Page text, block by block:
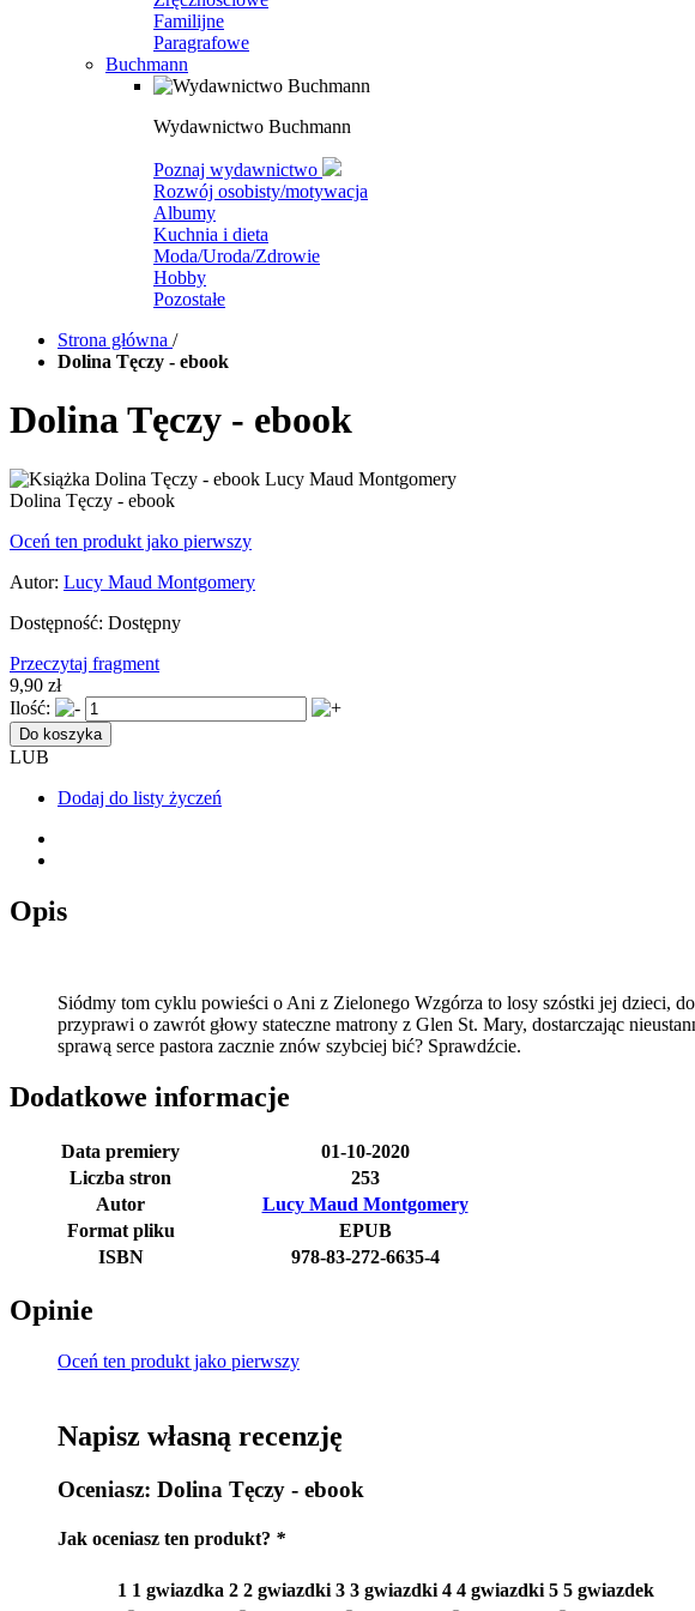
Familijne
Paragrafowe
Buchmann
Wydawnictwo Buchmann
Poznaj wydawnictwo
Rozwój osobisty/motywacja
Albumy
Kuchnia i dieta
Moda/Uroda/Zdrowie
Hobby
Pozostałe
Strona główna /
Dolina Tęczy - ebook
Dolina Tęczy - ebook
Dolina Tęczy - ebook
Oceń ten produkt jako pierwszy
Autor: Lucy Maud Montgomery
Dostępność: Dostępny
Przeczytaj fragment
9,90 zł
Ilość:
Do koszyka
LUB
Dodaj do listy życzeń
Opis
Siódmy tom cyklu powieści o Ani z Zielonego Wzgórza to losy szóstki jej dzieci,
przyprawi o zawrót głowy stateczne matrony z Glen St. Mary, dostarczając
sprawą serce pastora zacznie znów szybciej bić? Sprawdźcie.
Dodatkowe informacje
Data premiery
01-10-2020
Liczba stron
253
Autor
Lucy Maud Montgomery
Format pliku
EPUB
ISBN
978-83-272-6635-4
Opinie
Oceń ten produkt jako pierwszy
Napisz własną recenzję
Oceniasz: Dolina Tęczy - ebook
Jak oceniasz ten produkt? *
1 1 gwiazdka 2 2 gwiazdki 3 3 gwiazdki 4 4 gwiazdki 5 5 gwiazdek